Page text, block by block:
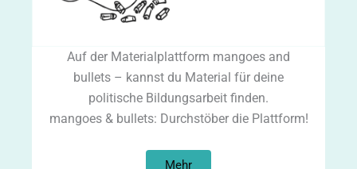
Auf der Materialplattform mangoes and
bullets – kannst du Material für deine
politische Bildungsarbeit finden.
mangoes & bullets: Durchstöber die Plattform!
Mehr